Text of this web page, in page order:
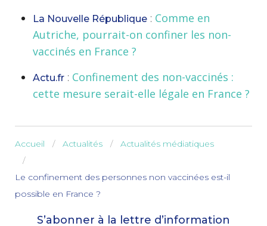
La Nouvelle République : Comme en
Autriche, pourrait-on confiner les non-
vaccinés en France ?
Actu.fr : Confinement des non-vaccinés :
cette mesure serait-elle légale en France ?
Accueil Actualités Actualités médiatiques
Le confinement des personnes non vaccinées est-il
possible en France ?
S’abonner à la lettre d’information